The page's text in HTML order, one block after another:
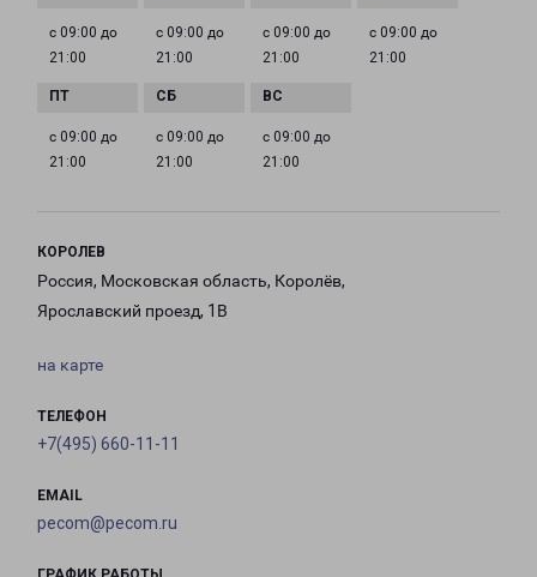
с 09:00 до
21:00
с 09:00 до
21:00
с 09:00 до
21:00
с 09:00 до
21:00
с 09:00 до
21:00
с 09:00 до
21:00
с 09:00 до
21:00
КОРОЛЕВ
Россия, Московская область, Королёв,
Ярославский проезд, 1В
на карте
ТЕЛЕФОН
+7(495) 660-11-11
EMAIL
pecom@pecom.ru